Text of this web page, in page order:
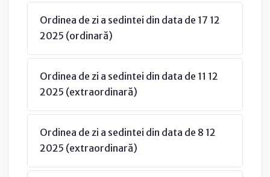
Ordinea de zi a sedintei din data de 17 12
2025 (ordinară)
Ordinea de zi a sedintei din data de 11 12
2025 (extraordinară)
Ordinea de zi a sedintei din data de 8 12
2025 (extraordinară)